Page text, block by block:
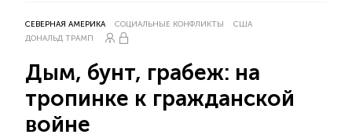
СЕВЕРНАЯ АМЕРИКА СОЦИАЛЬНЫЕ КОНФЛИКТЫ
США
ДОНАЛЬД ТРАМП
Дым, бунт, грабеж: на
тропинке к гражданской
войне